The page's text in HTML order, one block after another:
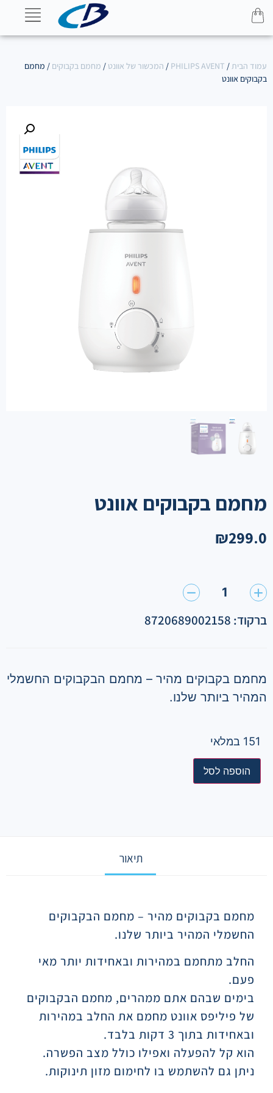
עמוד הבית/
PHILIPS AVENT
/ המכשור של אוונט / מחמם בקבוקים / מחמם
בקבוקים אוונט
מחמם בקבוקים אוונט
₪299.0
1
ברקוד: 8720689002158
מחמם בקבוקים מהיר – מחמם הבקבוקים החשמלי
המהיר ביותר שלנו.
151 במלאי
הוספה לסל
תיאור
מחמם בקבוקים מהיר – מחמם הבקבוקים
החשמלי המהיר ביותר שלנו.
החלב מתחמם במהירות ובאחידות יותר מאי
פעם.
בימים שבהם אתם ממהרים, מחמם הבקבוקים
של פיליפס אוונט מחמם את החלב במהירות
ובאחידות בתוך 3 דקות בלבד.
הוא קל להפעלה ואפילו כולל מצב הפשרה.
ניתן גם להשתמש בו לחימום מזון תינוקות.